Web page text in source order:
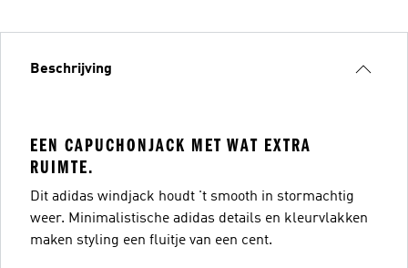
Beschrijving
EEN CAPUCHONJACK MET WAT EXTRA
RUIMTE.
Dit adidas windjack houdt 't smooth in stormachtig
weer. Minimalistische adidas details en kleurvlakken
maken styling een fluitje van een cent.